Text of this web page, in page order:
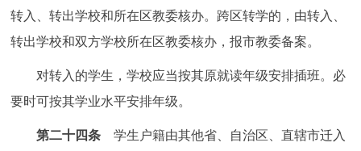
转入、转出学校和所在区教委核办。跨区转学的，由转入、
转出学校和双方学校所在区教委核办，报市教委备案。
对转入的学生，学校应当按其原就读年级安排插班。必
要时可按其学业水平安排年级。
第二十四条 学生户籍由其他省、自治区、直辖市迁入